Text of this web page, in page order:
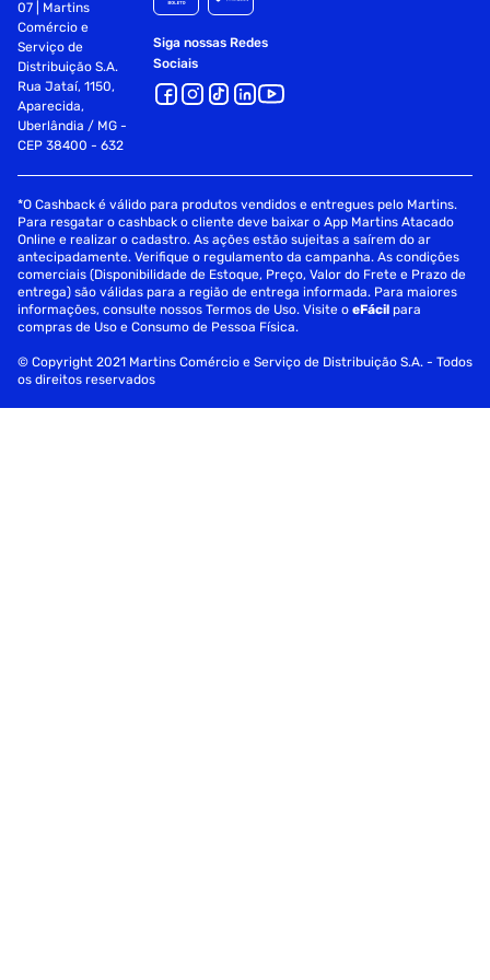
07 | Martins
Comércio e
Serviço de
Distribuição S.A.
Rua Jataí, 1150,
Aparecida,
Uberlândia / MG -
CEP 38400 - 632
Siga nossas Redes
Sociais
*O Cashback é válido para produtos vendidos e entregues pelo Martins.
Para resgatar o cashback o cliente deve baixar o App Martins Atacado
Online e realizar o cadastro. As ações estão sujeitas a saírem do ar
antecipadamente. Verifique o regulamento da campanha. As condições
comerciais (Disponibilidade de Estoque, Preço, Valor do Frete e Prazo de
entrega) são válidas para a região de entrega informada. Para maiores
informações, consulte nossos Termos de Uso. Visite oeFácil para
compras de Uso e Consumo de Pessoa Física.
© Copyright 2021 Martins Comércio e Serviço de Distribuição S.A. - Todos
os direitos reservados